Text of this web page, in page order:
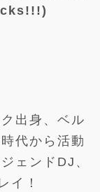
出身、ベル
代から活動
ェンドDJ、
イ！